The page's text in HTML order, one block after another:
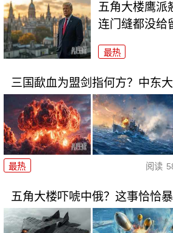
五角大楼鹰派
连门缝都没给
最热
三国歃血为盟剑指何方？中东
最热 阅读
五角大楼吓唬中俄？这事恰恰